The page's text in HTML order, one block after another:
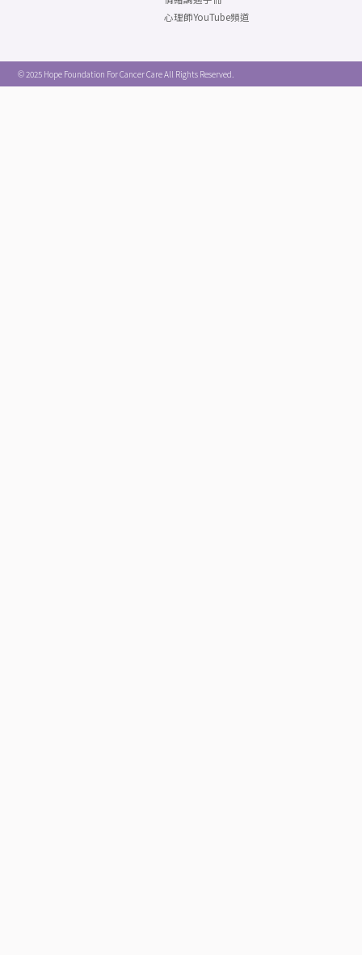
心理師YouTube頻道
© 2025 Hope Foundation For Cancer Care All Rights Reserved.